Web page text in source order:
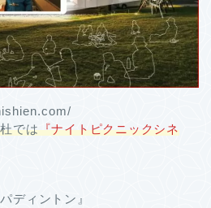
では『ナイトピクニックシネ
ディントン』